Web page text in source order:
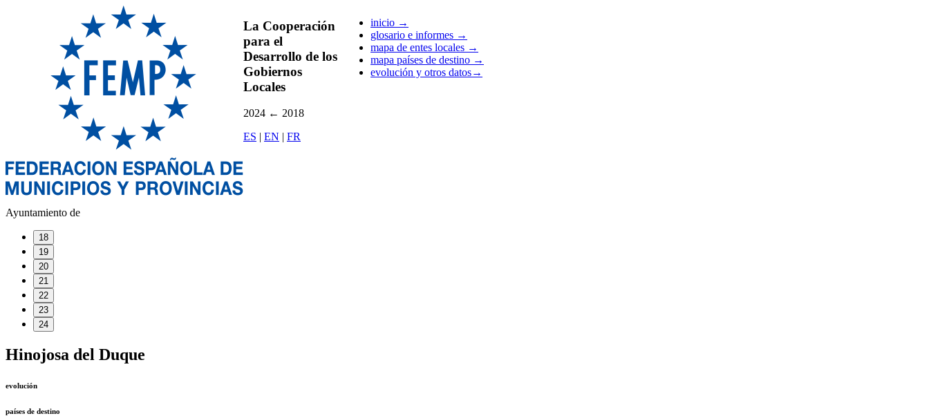
La Cooperación
para el
Desarrollo de los
Gobiernos
Locales
2024 ← 2018
ES | EN | FR
inicio →
glosario e informes →
mapa de entes locales →
mapa países de destino →
evolución y otros datos→
Ayuntamiento de
18
19
20
21
22
23
24
Hinojosa del Duque
evolución
países de destino